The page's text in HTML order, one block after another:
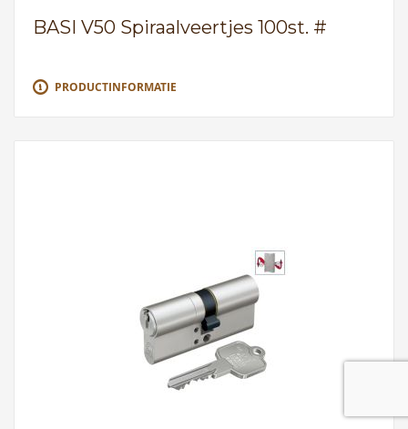
BASI V50 Spiraalveertjes 100st. #
PRODUCTINFORMATIE